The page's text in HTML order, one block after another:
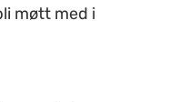
møtt med i